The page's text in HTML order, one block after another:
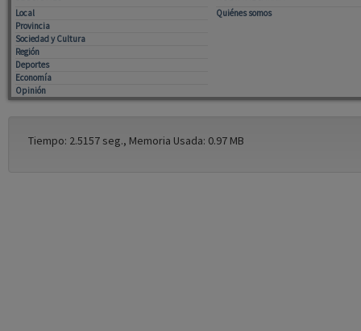
Local
Provincia
Sociedad y Cultura
Región
Deportes
Economía
Opinión
Quiénes somos
Tiempo: 2.5157 seg., Memoria Usada: 0.97 MB